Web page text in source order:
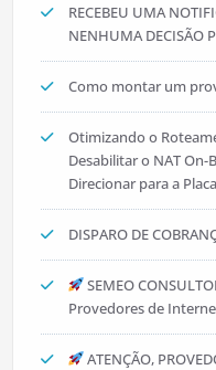
RECEBEU UMA
NENHUMA DECISÃO
Como montar um
Otimizando o
Desabilitar o NAT On-
Direcionar para a
DISPARO DE
SEMEO
Provedores de
ATENÇÃO,